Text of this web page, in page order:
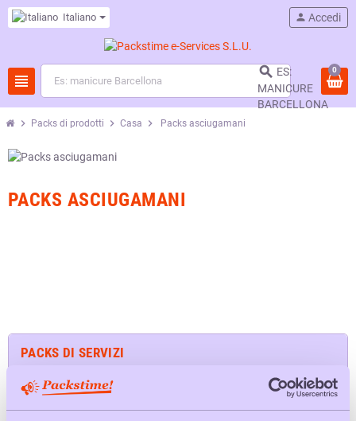
Italiano
view_headline  ES:
MANICURE
BARCELLONA
person Accedi
0
chevron_right Packs di prodotti chevron_right Casa chevron_right Packs asciugamani
PACKS DI SERVIZI
Scegli la tua città
PACKS ASCIUGAMANI